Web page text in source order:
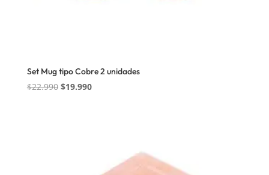
Set Mug tipo Cobre 2 unidades
$22.990 El
$19.990El